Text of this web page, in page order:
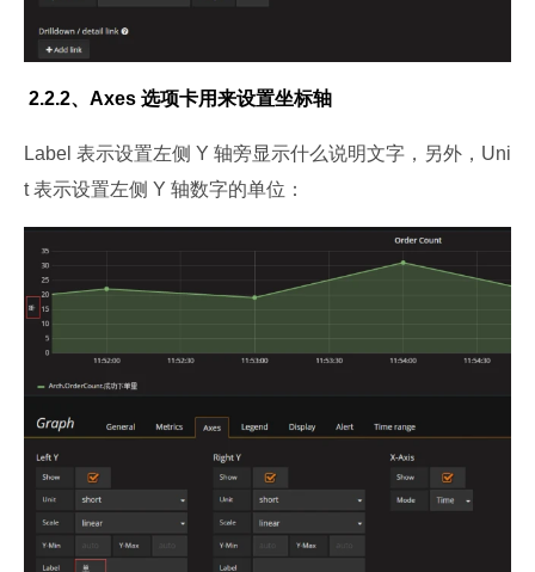
2.2.2、Axes 选项卡用来设置坐标轴
Label 表示设置左侧 Y 轴旁显示什么说明文字，另外，Uni
t 表示设置左侧 Y 轴数字的单位：